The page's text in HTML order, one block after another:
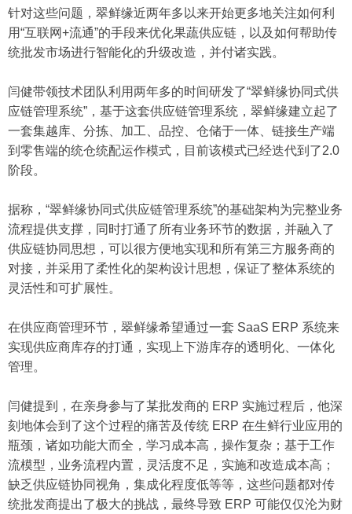
针对这些问题，翠鲜缘近两年多以来开始更多地关注如何利
用“互联网+流通”的手段来优化果蔬供应链，以及如何帮助传
统批发市场进行智能化的升级改造，并付诸实践。
闫健带领技术团队利用两年多的时间研发了“翠鲜缘协同式供
应链管理系统”，基于这套供应链管理系统，翠鲜缘建立起了
一套集越库、分拣、加工、品控、仓储于一体、链接生产端
到零售端的统仓统配运作模式，目前该模式已经迭代到了2.0
阶段。
据称，“翠鲜缘协同式供应链管理系统”的基础架构为完整业务
流程提供支撑，同时打通了所有业务环节的数据，并融入了
供应链协同思想，可以很方便地实现和所有第三方服务商的
对接，并采用了柔性化的架构设计思想，保证了整体系统的
灵活性和可扩展性。
在供应商管理环节，翠鲜缘希望通过一套 SaaS ERP 系统来
实现供应商库存的打通，实现上下游库存的透明化、一体化
管理。
闫健提到，在亲身参与了某批发商的 ERP 实施过程后，他深
刻地体会到了这个过程的痛苦及传统 ERP 在生鲜行业应用的
瓶颈，诸如功能大而全，学习成本高，操作复杂；基于工作
流模型，业务流程内置，灵活度不足，实施和改造成本高；
缺乏供应链协同视角，集成化程度低等等，这些问题都对传
统批发商提出了极大的挑战，最终导致 ERP 可能仅仅沦为财